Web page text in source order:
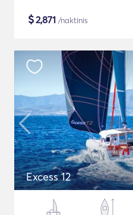
$2,871 /naktinis
Excess 12